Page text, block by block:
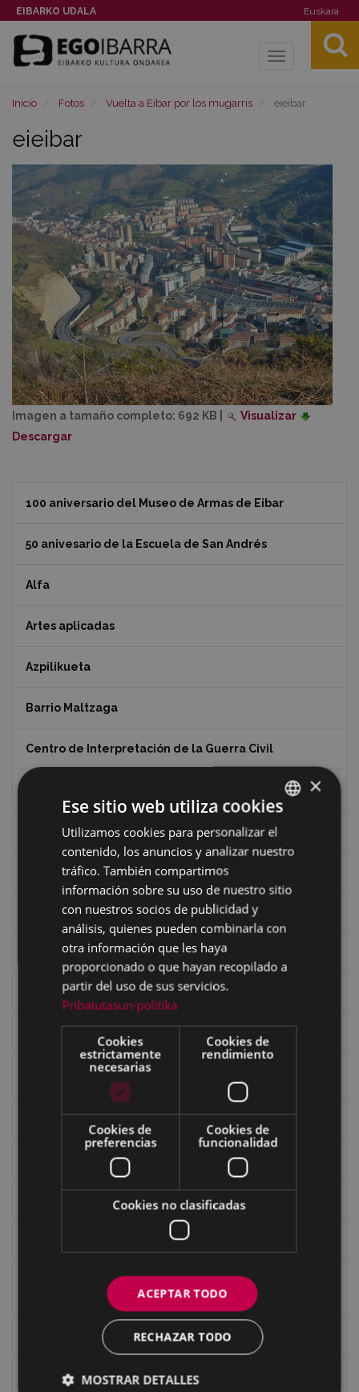
EIBARKO UDALA Euskara
Toggle
Inicio Fotos Vuelta a Eibar por los mugarris eieibar
eieibar
Imagen a tamaño completo: 692 KB
Visualizar
Descargar
100 aniversario del Museo de Armas de Eibar
50 anivesario de la Escuela de San Andrés
Alfa
Artes aplicadas
Azpilikueta
Barrio Maltzaga
Centro de Interpretación de la Guerra Civil
Ciclismo "A rueda"
Dibujos de Julen Zabaleta
Eibar desde el aire
Eibartarren ahotan
Ermitas
Fondo Bolumburu
Fondo Carlos Narbaiza
Guerra
Iglesia de Azitain
Ignacio Zuloaga (1870-2020)
Ignacio Zuloaga, cuadros del autor en las tiendas de
Indalecio Ojanguren Diputación de Gipuzkoa
Juan Antonio Palacios HARRIA
BASQUE
SPANISH
×
Ese sitio web utiliza cookies
Utilizamos cookies para personalizar el
contenido, los anuncios y analizar nuestro
tráfico. También compartimos
información sobre su uso de nuestro sitio
con nuestros socios de publicidad y
análisis, quienes pueden combinarla con
otra información que les haya
proporcionado o que hayan recopilado a
partir del uso de sus servicios.
Pribatutasun-politika
Cookies
estrictamente
necesarias
Cookies de
rendimiento
Cookies de
preferencias
Cookies de
funcionalidad
Cookies no clasificadas
ACEPTAR TODO
RECHAZAR TODO
MOSTRAR DETALLES